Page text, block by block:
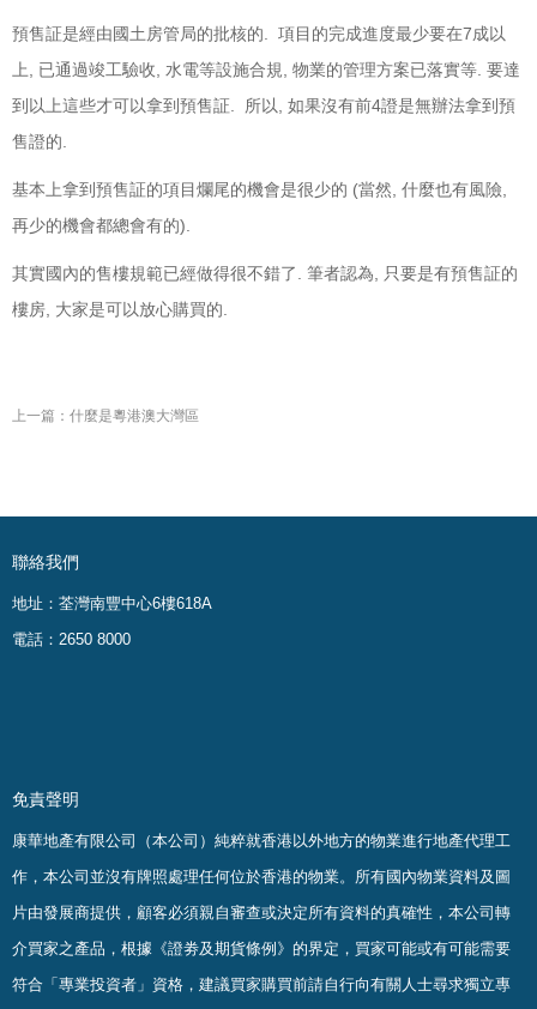
預售証是經由國土房管局的批核的. 項目的完成進度最少要在7成以
上, 已通過竣工驗收, 水電等設施合規, 物業的管理方案已落實等. 要達
到以上這些才可以拿到預售証. 所以, 如果沒有前4證是無辦法拿到預
售證的.
基本上拿到預售証的項目爛尾的機會是很少的 (當然, 什麼也有風險,
再少的機會都總會有的).
其實國內的售樓規範已經做得很不錯了. 筆者認為, 只要是有預售証的
樓房, 大家是可以放心購買的.
上一篇：什麼是粵港澳大灣區
聯絡我們
地址：荃灣南豐中心6樓618A
電話：2650 8000
免責聲明
康華地產有限公司（本公司）純粹就香港以外地方的物業進行地產代理工
作，本公司並沒有牌照處理任何位於香港的物業。 所有國內物業資料及圖
片由發展商提供，顧客必須親自審查或決定所有資料的真確性 ， 本公司轉
介買家之產品，根據《證劵及期貨條例》的界定，買家可能或有可能需要
符合「專業投資者」資格，建議買家購買前請自行向有關人士尋求獨立專